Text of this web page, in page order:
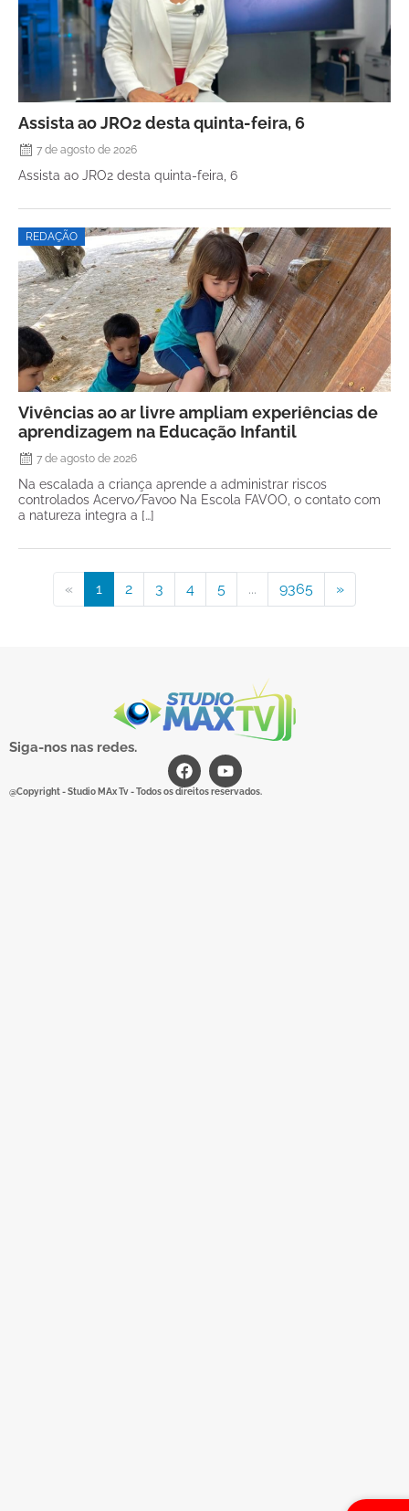
Assista ao JRO2 desta quinta-feira, 6
7 de agosto de 2026
Assista ao JRO2 desta quinta-feira, 6
REDAÇÃO
Vivências ao ar livre ampliam experiências de
aprendizagem na Educação Infantil
7 de agosto de 2026
Na escalada a criança aprende a administrar riscos
controlados Acervo/Favoo Na Escola FAVOO, o contato com
a natureza integra a […]
« 1 2 3 4 5 ... 9365 »
Siga-nos nas redes.
@Copyright - Studio MAx Tv - Todos os direitos reservados.